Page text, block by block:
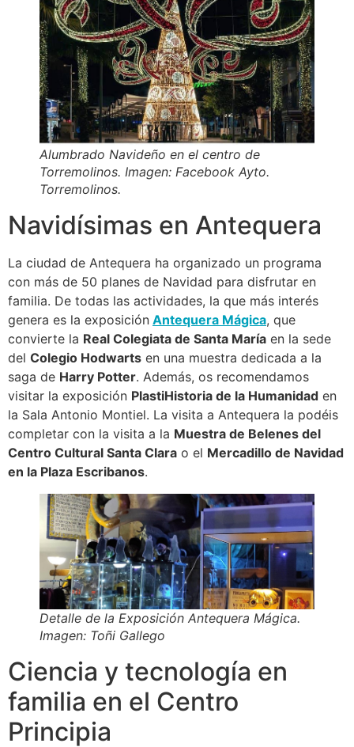
Alumbrado Navideño en el centro de
Torremolinos. Imagen: Facebook Ayto.
Torremolinos.
Navidísimas en Antequera
La ciudad de Antequera ha organizado un programa
con más de 50 planes de Navidad para disfrutar en
familia. De todas las actividades, la que más interés
genera es la exposición Antequera Mágica, que
convierte la Real Colegiata de Santa María en la sede
del Colegio Hodwarts en una muestra dedicada a la
saga de Harry Potter. Además, os recomendamos
visitar la exposición PlastiHistoria de la Humanidad en
la Sala Antonio Montiel. La visita a Antequera la podéis
completar con la visita a la Muestra de Belenes del
Centro Cultural Santa Clara o el Mercadillo de Navidad
en la Plaza Escribanos.
Detalle de la Exposición Antequera Mágica.
Imagen: Toñi Gallego
Ciencia y tecnología en
familia en el Centro
Principia